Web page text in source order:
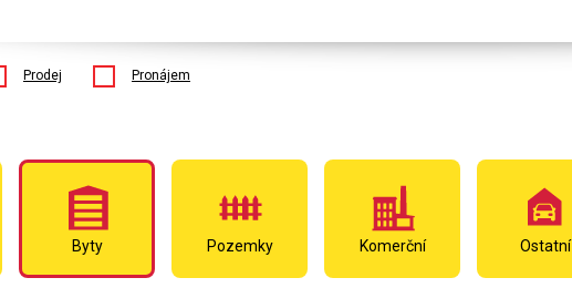
Prodej Pronájem
Byty Pozemky Komerční Ostatní